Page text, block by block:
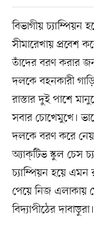
বিভাগীয় চ্যাম্পিয়ন
সীমারেখায় প্রবেশ
তাঁদের বরণ করার
দলকে বহনকারী
রাস্তার দুই পাশে
সবার চোখেমুখে।
দলকে বরণ করে নেয়
অ্যাক্‌টিভ স্কুল চেস
চ্যাম্পিয়ন হয়ে এমন
পেয়ে নিজ এলাকায়
বিদ্যাপীঠের দাবাড়ুরা।